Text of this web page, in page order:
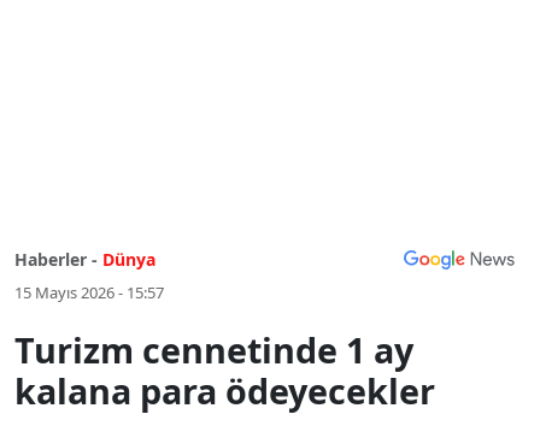
Haberler - Dünya
15 Mayıs 2026 - 15:57
Turizm cennetinde 1 ay
kalana para ödeyecekler